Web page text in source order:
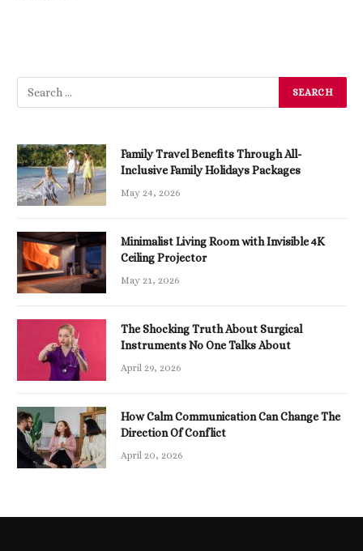
Family Travel Benefits Through All-
Inclusive Family Holidays Packages
May 24, 2026
Minimalist Living Room with Invisible 4K
Ceiling Projector
May 21, 2026
The Shocking Truth About Surgical
Instruments No One Talks About
April 29, 2026
How Calm Communication Can Change The
Direction Of Conflict
April 20, 2026